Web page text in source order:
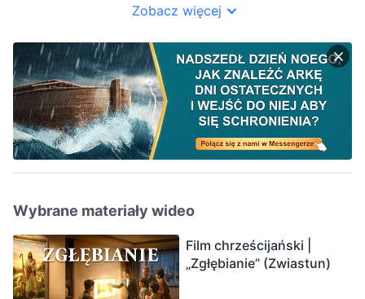
Zobacz więcej
Wybrane materiały wideo
Film chrześcijański |
„Zgłębianie” (Zwiastun)